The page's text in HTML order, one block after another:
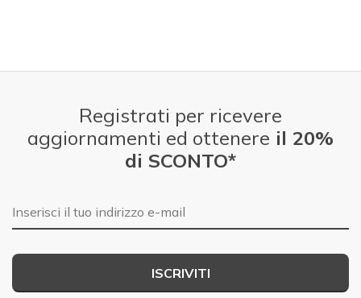
Registrati per ricevere
aggiornamenti ed ottenere il 20%
di SCONTO*
E-mail
ISCRIVITI